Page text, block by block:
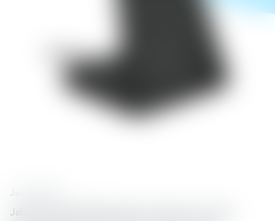
Jabra
Jabra Evolve2 65 Deskstand er standur fyrir Jabra